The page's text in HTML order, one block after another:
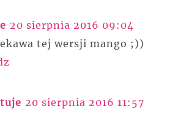
20 sierpnia 2016 09:04
tej wersji mango ;))
20 sierpnia 2016 11:57